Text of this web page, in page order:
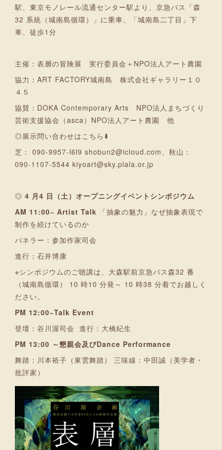
駅、東京モノレール流通センター駅より、京急バス「森
32 系統（城南島循環）」に乗車、「城南島二丁目」下
車、徒歩1分
主催：表層の冒険展 実行委員会＋NPO法人アート農園
協力：ART FACTORY城南島 株式会社ギャラリー１０
４５
協賛：DOKA Contemporary Arts NPO法人まちづくり
芸術支援協会（asca）NPO法人アート農園 他
◎展示問い合わせはこちら⬇️
芝： 090-9957-l6l9 shobun2@icloud.com、秋山：
090-1107-5544 kiyoart@sky.plala.or.jp
◎ 4 月4 日（土）オープニングイベントシンポジウム
AM 11:00~ Artist Talk
「抽象の魅力」なぜ抽象表現で
制作を続けているのか
パネラー：参加作家司会
進行：石井博康
※シンポジウムのご聴講は、大森駅前京急バス森32 番
（城南島循環） 10 時10 分発～ 10 時38 分着でお越しく
ださい。
PM 12:00~Talk Event
登壇：谷川渥司会 進行：大橋紀生
PM 13:00 ～懇親会及びDance Performance
舞踏：川本裕子（東雲舞踏） 三味線：中田誠（美学者・
批評家）